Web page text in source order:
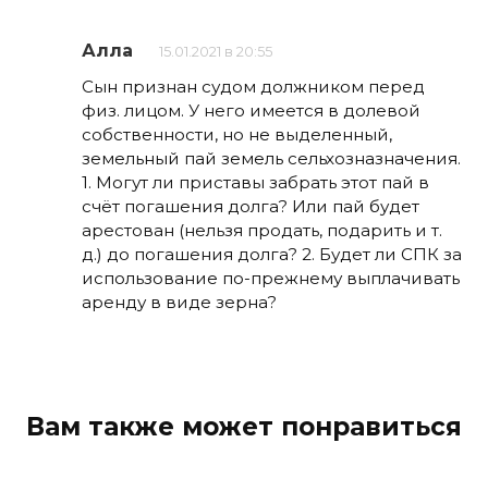
Алла 15.01.2021 в 20:55
Сын признан судом должником перед
физ. лицом. У него имеется в долевой
собственности, но не выделенный,
земельный пай земель сельхозназначения.
1. Могут ли приставы забрать этот пай в
счёт погашения долга? Или пай будет
арестован (нельзя продать, подарить и т.
д.) до погашения долга? 2. Будет ли СПК за
использование по-прежнему выплачивать
аренду в виде зерна?
Вам также может понравиться